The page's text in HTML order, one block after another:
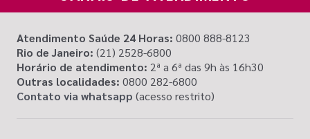
Atendimento Saúde 24 Horas: 0800 888-8123
Rio de Janeiro: (21) 2528-6800
Horário de atendimento: 2ª a 6ª das 9h às 16h30
Outras localidades: 0800 282-6800
Contato via whatsapp (acesso restrito)